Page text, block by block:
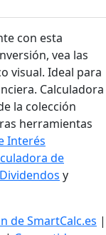
con esta
vea las
visual. Ideal para
Calculadora
la colección
herramientas
Interés
de
y
de SmartCalc.es |